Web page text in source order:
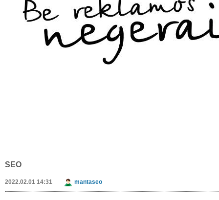
SEO
2022.02.01 14:31 mantaseo